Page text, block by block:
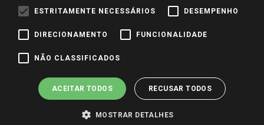
Trabalhe Conosco
ESTRITAMENTE NECESSÁRIOS DESEMPENHO
DIRECIONAMENTO FUNCIONALIDADE
NÃO CLASSIFICADOS
ACEITAR TODOS RECUSAR TODOS
MOSTRAR DETALHES